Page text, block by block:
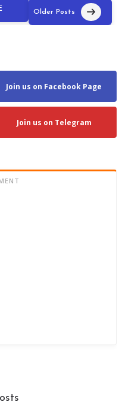
Older Posts
Join us on Facebook Page
Join us on Telegram